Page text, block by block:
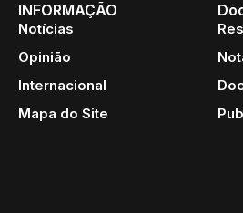
INFORMAÇÃO
Notícias
Opinião
Internacional
Mapa do Site